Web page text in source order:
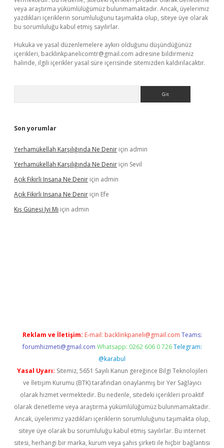
veya araştırma yükümlülüğümüz bulunmamaktadır. Ancak, üyelerimiz
yazdıkları içeriklerin sorumluluğunu taşımakta olup, siteye üye olarak
bu sorumluluğu kabul etmiş sayılırlar.
Hukuka ve yasal düzenlemelere aykırı olduğunu düşündüğünüz
içerikleri, backlinkpanelicomtr@gmail.com adresine bildirmeniz
halinde, ilgili içerikler yasal süre içerisinde sitemizden kaldırılacaktır.
Son yorumlar
Yerhamükellah Karşılığında Ne Denir için admin
Yerhamükellah Karşılığında Ne Denir için Sevil
Açık Fikirli Insana Ne Denir için admin
Açık Fikirli Insana Ne Denir için Efe
Kış Güneşi Iyi Mi için admin
Reklam ve İletişim: E-mail: backlinkpaneli@gmail.com Teams:
forumhizmeti@gmail.com Whatsapp: 0262 606 0 726 Telegram:
@karabul
Yasal Uyarı: Sitemiz, 5651 Sayılı Kanun gereğince Bilgi Teknolojileri
ve İletişim Kurumu (BTK) tarafından onaylanmış bir Yer Sağlayıcı
olarak hizmet vermektedir. Bu nedenle, sitedeki içerikleri proaktif
olarak denetleme veya araştırma yükümlülüğümüz bulunmamaktadır.
Ancak, üyelerimiz yazdıkları içeriklerin sorumluluğunu taşımakta olup,
siteye üye olarak bu sorumluluğu kabul etmiş sayılırlar. Bu internet
sitesi, herhangi bir marka, kurum veya şahıs şirketi ile hiçbir bağlantısı